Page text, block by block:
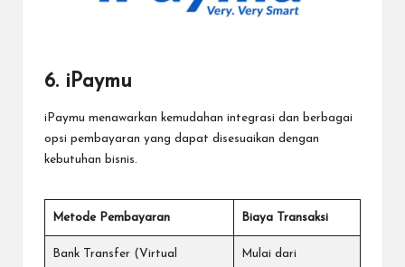
6. iPaymu
iPaymu menawarkan kemudahan integrasi dan berbagai
opsi pembayaran yang dapat disesuaikan dengan
kebutuhan bisnis.
Metode Pembayaran Biaya Transaksi
Bank Transfer (Virtual
Mulai dari